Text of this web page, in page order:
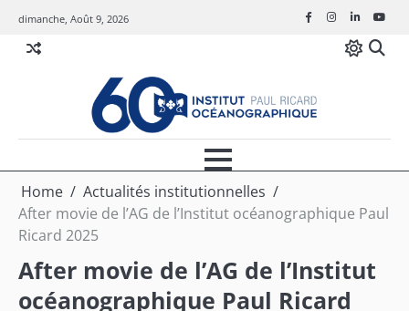
content
dimanche, Août 9, 2026 FacebookInstagram
Linkedin
Home
Actualités institutionnelles
After movie de l’AG de l’Institut océanographique Paul
Ricard 2025
After movie de l’AG de l’Institut
océanographique Paul Ricard